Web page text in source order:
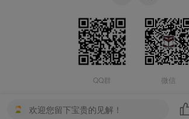
QQ群 微信
欢迎您留下宝贵的见解！